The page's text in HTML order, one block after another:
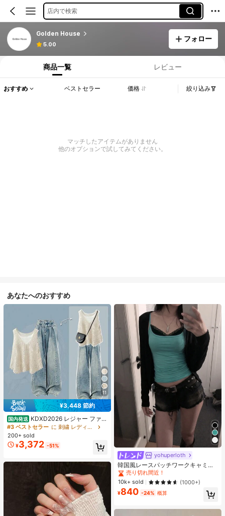
店内で検索
Golden House
5.00
フォロー
商品一覧 レビュー
おすすめ ベストセラー 価格 絞り込み
マッチしたアイテムがありません
他のオプションで試してみてください。
あなたへのおすすめ
11
¥3,448 節約
国内発送 KDXD2026 レジャー ファッ
ション ロングサイズ 夏服 女性 ワイ
ルドスタイル ボア付きトップス ワイ
ルドスタイル ロングスカート 3点セ
ット UVカット 軽量 通気性 袖付き
ヒップカバー効果 通気性抜群 サイズ
豊富
#3 ベストセラー
に 刺繍 レディースコーデ
200+ sold
¥3,372 -51%
yohuperloth
韓国風レースパッチワークキャミソ
ールタンクトップ、Y2Kエステティ
ック、ストリートウェアカジュアル
サマー
#1 ベストセラー
に 緑色 万能デイリートップス
売り切れ間近！
#1 ベストセラー
に 緑色 万能デイリートップス
売り切れ間近！
#1 ベストセラー
に 緑色 万能デイリートップス
売り切れ間近！
#1 ベストセラー
に 緑色 万能デイリートップス
売り切れ間近！
10k+ sold (1000+)
¥840 -24% 概算